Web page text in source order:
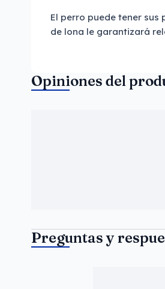
El perro puede tener
de lona le garantizará
Opiniones del
Preguntas y